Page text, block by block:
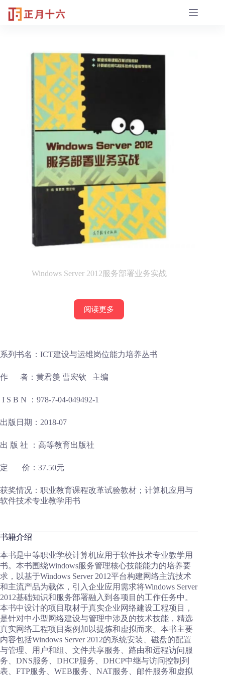
Windows Server 2012服务部署业务实战
阅读更多
系列书名：ICT建设与运维岗位能力培养丛书
作 者：黄君羡 曹宏钦 主编
I S B N ：978-7-04-049492-1
出版日期：2018-07
出 版 社 ：高等教育出版社
定 价：37.50元
获奖情况：职业教育课程改革试验教材；计算机应用与
软件技术专业教学用书
书籍介绍
本书是中等职业学校计算机应用于软件技术专业教学用
书。本书围绕Windows服务管理核心技能能力的培养要
求，以基于Windows Server 2012平台构建网络主流技术
和主流产品为载体，引入企业应用需求将Windows Server
2012基础知识和服务部署融入到各项目的工作任务中。
本书中设计的项目取材于真实企业网络建设工程项目，
是针对中小型网络建设与管理中涉及的技术技能，精选
真实网络工程项目案例加以提炼和虚拟而来。本书主要
内容包括Windows Server 2012的系统安装、磁盘的配置
与管理、用户和组、文件共享服务、路由和远程访问服
务、DNS服务、DHCP服务、DHCP中继与访问控制列
表、FTP服务、WEB服务、NAT服务、邮件服务和虚拟